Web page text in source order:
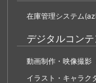
在庫管理システム
デジタルコン
動画制作・映像撮影
イラスト・キャラク